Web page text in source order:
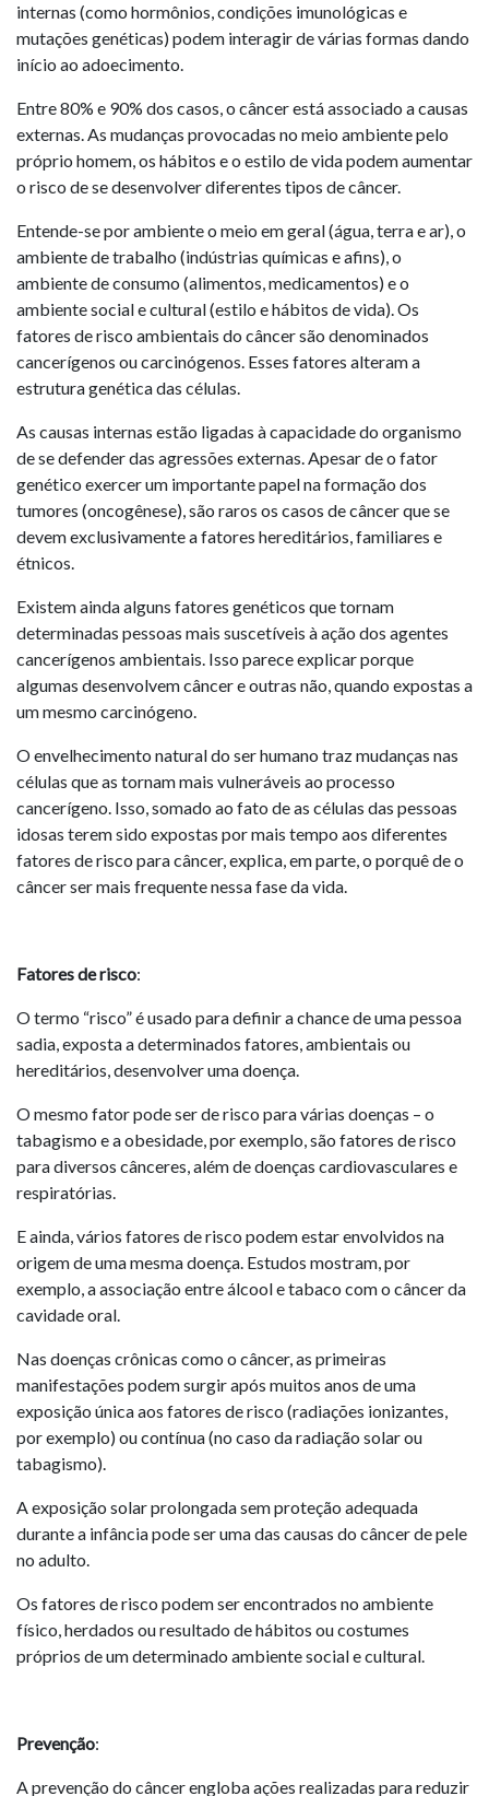
internas (como hormônios, condições imunológicas e
mutações genéticas) podem interagir de várias formas dando
início ao adoecimento.
Entre 80% e 90% dos casos, o câncer está associado a causas
externas. As mudanças provocadas no meio ambiente pelo
próprio homem, os hábitos e o estilo de vida podem aumentar
o risco de se desenvolver diferentes tipos de câncer.
Entende-se por ambiente o meio em geral (água, terra e ar), o
ambiente de trabalho (indústrias químicas e afins), o
ambiente de consumo (alimentos, medicamentos) e o
ambiente social e cultural (estilo e hábitos de vida). Os
fatores de risco ambientais do câncer são denominados
cancerígenos ou carcinógenos. Esses fatores alteram a
estrutura genética das células.
As causas internas estão ligadas à capacidade do organismo
de se defender das agressões externas. Apesar de o fator
genético exercer um importante papel na formação dos
tumores (oncogênese), são raros os casos de câncer que se
devem exclusivamente a fatores hereditários, familiares e
étnicos.
Existem ainda alguns fatores genéticos que tornam
determinadas pessoas mais suscetíveis à ação dos agentes
cancerígenos ambientais. Isso parece explicar porque
algumas desenvolvem câncer e outras não, quando expostas a
um mesmo carcinógeno.
O envelhecimento natural do ser humano traz mudanças nas
células que as tornam mais vulneráveis ao processo
cancerígeno. Isso, somado ao fato de as células das pessoas
idosas terem sido expostas por mais tempo aos diferentes
fatores de risco para câncer, explica, em parte, o porquê de o
câncer ser mais frequente nessa fase da vida.
Fatores de risco:
O termo “risco” é usado para definir a chance de uma pessoa
sadia, exposta a determinados fatores, ambientais ou
hereditários, desenvolver uma doença.
O mesmo fator pode ser de risco para várias doenças – o
tabagismo e a obesidade, por exemplo, são fatores de risco
para diversos cânceres, além de doenças cardiovasculares e
respiratórias.
E ainda, vários fatores de risco podem estar envolvidos na
origem de uma mesma doença. Estudos mostram, por
exemplo, a associação entre álcool e tabaco com o câncer da
cavidade oral.
Nas doenças crônicas como o câncer, as primeiras
manifestações podem surgir após muitos anos de uma
exposição única aos fatores de risco (radiações ionizantes,
por exemplo) ou contínua (no caso da radiação solar ou
tabagismo).
A exposição solar prolongada sem proteção adequada
durante a infância pode ser uma das causas do câncer de pele
no adulto.
Os fatores de risco podem ser encontrados no ambiente
físico, herdados ou resultado de hábitos ou costumes
próprios de um determinado ambiente social e cultural.
Prevenção:
A prevenção do câncer engloba ações realizadas para reduzir